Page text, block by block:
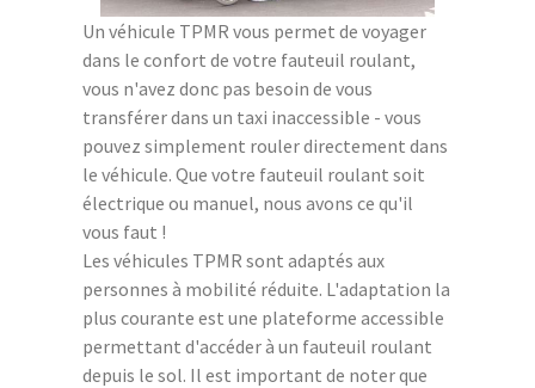
Un véhicule TPMR vous permet de voyager
dans le confort de votre fauteuil roulant,
vous n'avez donc pas besoin de vous
transférer dans un taxi inaccessible - vous
pouvez simplement rouler directement dans
le véhicule. Que votre fauteuil roulant soit
électrique ou manuel, nous avons ce qu'il
vous faut !
Les véhicules TPMR sont adaptés aux
personnes à mobilité réduite. L'adaptation la
plus courante est une plateforme accessible
permettant d'accéder à un fauteuil roulant
depuis le sol. Il est important de noter que